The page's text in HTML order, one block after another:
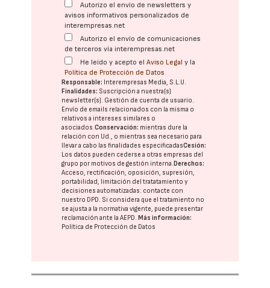
Autorizo el envío de newsletters y
avisos informativos personalizados de
interempresas.net
Autorizo el envío de comunicaciones
de terceros vía interempresas.net
He leído y acepto elAviso Legal y la
Política de Protección de Datos
Responsable: Interempresas Media, S.L.U.
Finalidades: Suscripción a nuestra(s)
newsletter(s). Gestión de cuenta de usuario.
Envío de emails relacionados con la misma o
relativos a intereses similares o
asociados.Conservación: mientras dure la
relación con Ud., o mientras sea necesario para
llevar a cabo las finalidades especificadasCesión:
Los datos pueden cederse a otras empresas del
grupo por motivos de gestión interna. Derechos:
Acceso, rectificación, oposición, supresión,
portabilidad, limitación del tratatamiento y
decisiones automatizadas: contacte con
nuestro DPD. Si considera que el tratamiento no
se ajusta a la normativa vigente, puede presentar
reclamación ante laAEPD. Más información:
Política de Protección de Datos